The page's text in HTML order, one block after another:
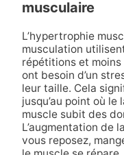
musculaire
L’hypertrophie
musculation
répétitions et
ont besoin d’un
leur taille. Cela
jusqu’au point où le
muscle subit des
L’augmentation de
vous reposez,